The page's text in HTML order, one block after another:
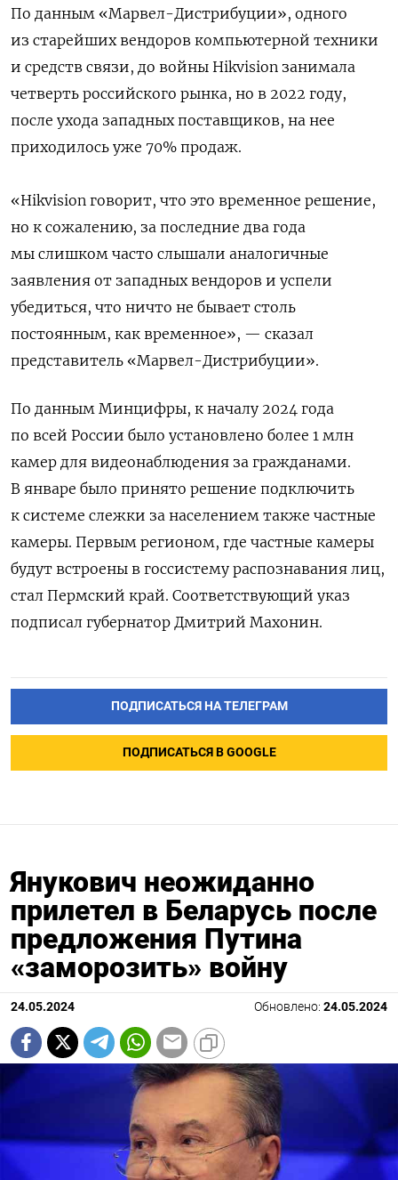
По данным «Марвел-Дистрибуции», одного
из старейших вендоров компьютерной техники
и средств связи, до войны Hikvision занимала
четверть российского рынка, но в 2022 году,
после ухода западных поставщиков, на нее
приходилось уже 70% продаж.
«Hikvision говорит, что это временное решение,
но к сожалению, за последние два года
мы слишком часто слышали аналогичные
заявления от западных вендоров и успели
убедиться, что ничто не бывает столь
постоянным, как временное», — сказал
представитель «Марвел-Дистрибуции».
По данным Минцифры, к началу 2024 года
по всей России было установлено более 1 млн
камер для видеонаблюдения за гражданами.
В январе было принято решение подключить
к системе слежки за населением также частные
камеры. Первым регионом, где частные камеры
будут встроены в госсистему распознавания лиц,
стал Пермский край. Соответствующий указ
подписал губернатор Дмитрий Махонин.
ПОДПИСАТЬСЯ НА ТЕЛЕГРАМ
ПОДПИСАТЬСЯ В GOOGLE
Янукович неожиданно
прилетел в Беларусь после
предложения Путина
«заморозить» войну
24.05.2024 Обновлено: 24.05.2024